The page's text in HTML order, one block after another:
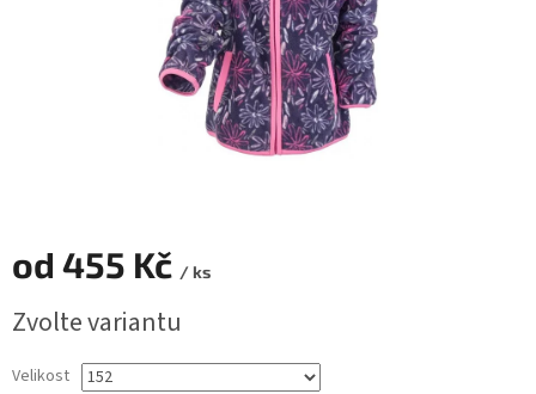
od 455 Kč / ks
cena:
Zvolte variantu
Velikost